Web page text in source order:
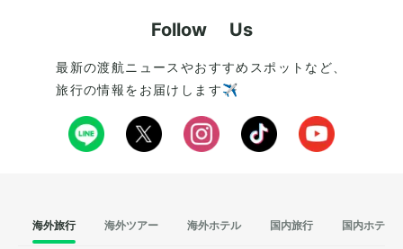
Follow Us
最新の渡航ニュースやおすすめスポットなど、
旅行の情報をお届けします✈️
海外旅行 海外ツアー 海外ホテル 国内旅行 国内ホテル